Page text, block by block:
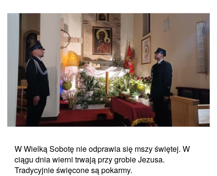
W Wielką Sobotę nie odprawia się mszy świętej. W
ciągu dnia wierni trwają przy grobie Jezusa.
Tradycyjnie święcone są pokarmy.